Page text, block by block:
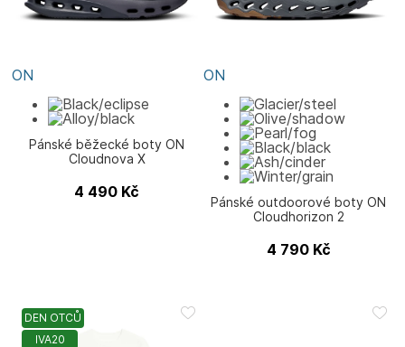
ON
Pánské běžecké boty ON
Cloudnova X
4 490 Kč
ON
Pánské outdoorové boty ON
Cloudhorizon 2
4 790 Kč
DEN OTCŮ
IVA20